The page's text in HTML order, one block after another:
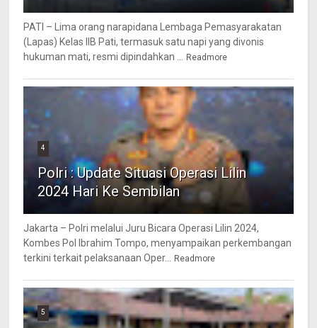
PATI – Lima orang narapidana Lembaga Pemasyarakatan
(Lapas) Kelas IIB Pati, termasuk satu napi yang divonis
hukuman mati, resmi dipindahkan ...
Readmore
4
Polri : Update Situasi Operasi Lilin
2024 Hari Ke Sembilan
Jakarta – Polri melalui Juru Bicara Operasi Lilin 2024,
Kombes Pol Ibrahim Tompo, menyampaikan perkembangan
terkini terkait pelaksanaan Oper...
Readmore
5